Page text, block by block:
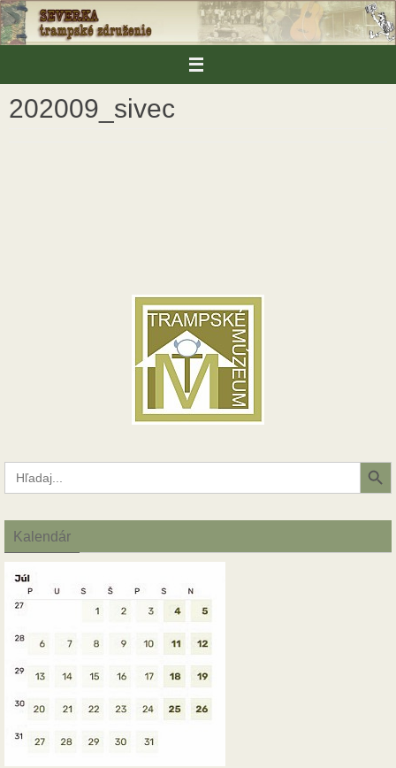
Skip
to
content
202009_sivec
Search
for:
Search Button
Kalendár